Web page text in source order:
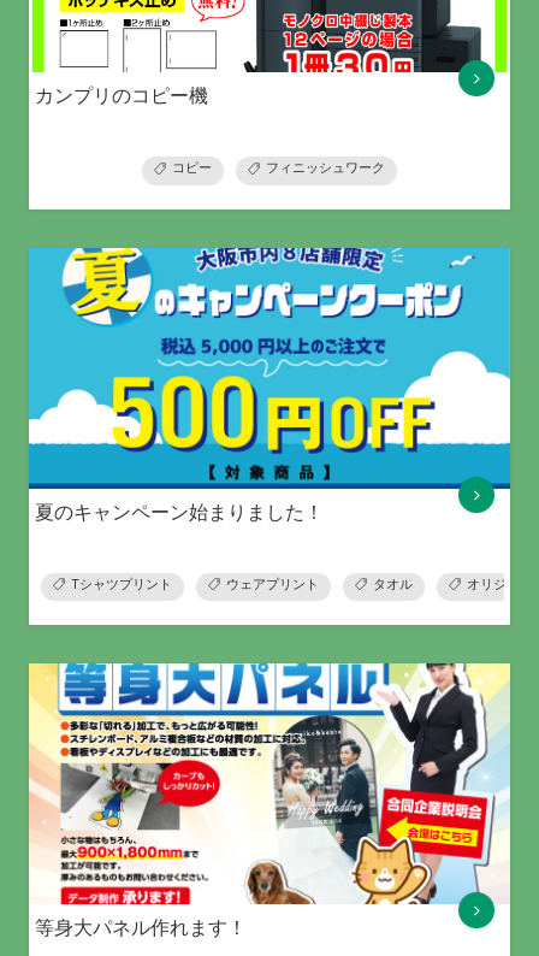
カンプリのコピー機
コピー フィニッシュワーク
夏のキャンペーン始まりました！
Tシャツプリント ウェアプリント タオル オリジナル
等身大パネル作れます！